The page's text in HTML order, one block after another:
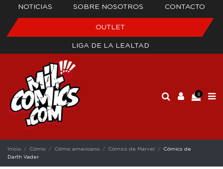
NOTICIAS SOBRE NOSOTROS CONTACTO
OUTLET
LIGA DE LA LEALTAD
0
Inicio Cómic Cómic americano Cómics de Marvel
Cómics de
Darth Vader